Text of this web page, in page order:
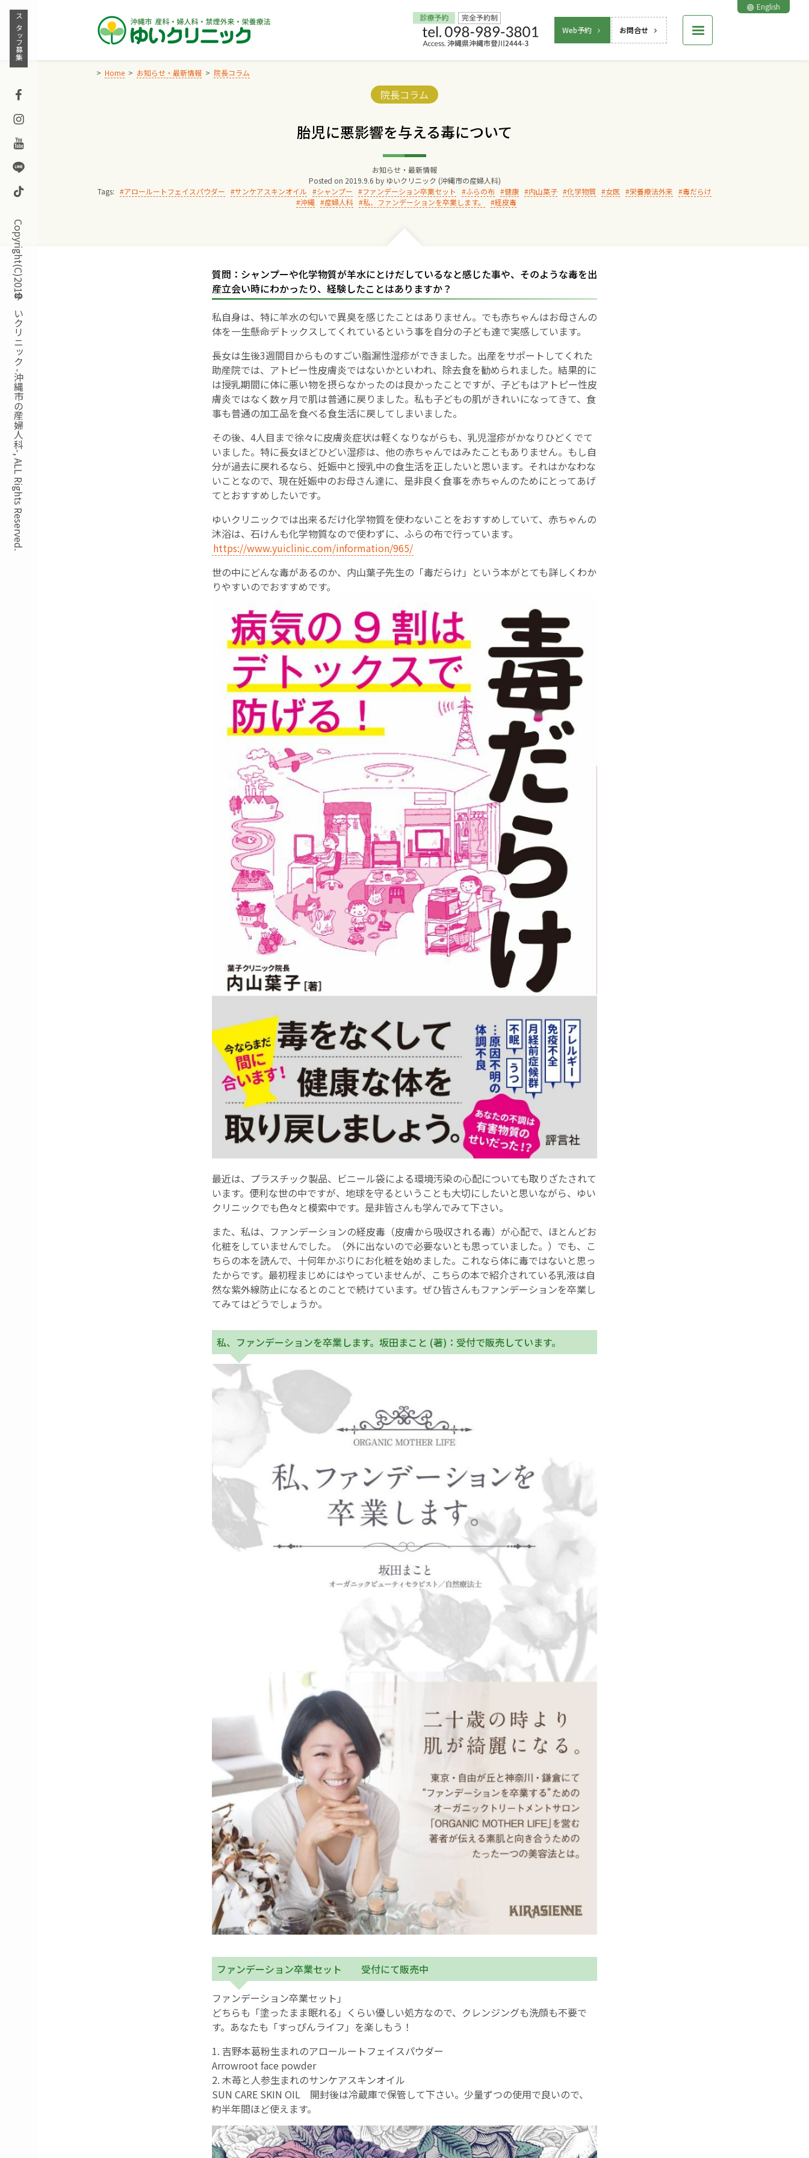
Skip
content
Web予約 お問合せ
English
スタッフ募集
Facebook
Instagram
Youtube
Line
TikTok
Copyright(C)2018ゆいクリニック -沖縄市の産婦人科-, ALL Rights Reserved.
Home お知らせ・最新情報 院長コラム
Categories:
院長コラム
胎児に悪影響を与える毒について
お知らせ・最新情報
Posted on 2019.9.6 by ゆいクリニック (沖縄市の産婦人科)
Tags:
アロールートフェイスパウダー サンケアスキンオイル シャンプー ファンデーション卒業セット ふらの布 健康 内山葉子 化学物質 女医 栄養療法外来
毒だらけ
沖縄
産婦人科 私、ファンデーションを卒業します。 経皮毒
質問：シャンプーや化学物質が羊水にとけだしているなと感じた事や、そのような毒を出
産立会い時にわかったり、経験したことはありますか？
私自身は、特に羊水の匂いで異臭を感じたことはありません。でも赤ちゃんはお母さんの
体を一生懸命デトックスしてくれているという事を自分の子ども達で実感しています。
長女は生後3週間目からものすごい脂漏性湿疹ができました。出産をサポートしてくれた
助産院では、アトピー性皮膚炎ではないかといわれ、除去食を勧められました。結果的に
は授乳期間に体に悪い物を摂らなかったのは良かったことですが、子どもはアトピー性皮
膚炎ではなく数ヶ月で肌は普通に戻りました。私も子どもの肌がきれいになってきて、食
事も普通の加工品を食べる食生活に戻してしまいました。
その後、4人目まで徐々に皮膚炎症状は軽くなりながらも、乳児湿疹がかなりひどくでて
いました。特に長女ほどひどい湿疹は、他の赤ちゃんではみたこともありません。もし自
分が過去に戻れるなら、妊娠中と授乳中の食生活を正したいと思います。それはかなわな
いことなので、現在妊娠中のお母さん達に、是非良く食事を赤ちゃんのためにとってあげ
てとおすすめしたいです。
ゆいクリニックでは出来るだけ化学物質を使わないことをおすすめしていて、赤ちゃんの
沐浴は、石けんも化学物質なので使わずに、ふらの布で行っています。
https://www.yuiclinic.com/information/965/
世の中にどんな毒があるのか、内山葉子先生の「毒だらけ」という本がとても詳しくわか
りやすいのでおすすめです。
最近は、プラスチック製品、ビニール袋による環境汚染の心配についても取りざたされて
います。便利な世の中ですが、地球を守るということも大切にしたいと思いながら、ゆい
クリニックでも色々と模索中です。是非皆さんも学んでみて下さい。
また、私は、ファンデーションの経皮毒（皮膚から吸収される毒）が心配で、ほとんどお
化粧をしていませんでした。（外に出ないので必要ないとも思っていました。）でも、こ
ちらの本を読んで、十何年かぶりにお化粧を始めました。これなら体に毒ではないと思っ
たからです。最初程まじめにはやっていませんが、こちらの本で紹介されている乳液は自
然な紫外線防止になるとのことで続けています。ぜひ皆さんもファンデーションを卒業し
てみてはどうでしょうか。
私、ファンデーションを卒業します。坂田まこと (著)：受付で販売しています。
ファンデーション卒業セット 受付にて販売中
ファンデーション卒業セット」
どちらも「塗ったまま眠れる」くらい優しい処方なので、クレンジングも洗顔も不要で
す。あなたも「すっぴんライフ」を楽しもう！
1. 吉野本葛粉生まれのアロールートフェイスパウダー
Arrowroot face powder
2. 木苺と人参生まれのサンケアスキンオイル
SUN CARE SKIN OIL 開封後は冷蔵庫で保管して下さい。少量ずつの使用で良いので、
約半年間ほど使えます。
Home
交通アクセス
院長からのごあいさつ
ゆいクリニックの経営理念
お産について
親と子の結びつき支援
母乳育児
予防接種
その他の診療内容
‘さんルーム’ でさまざまな講座・クラス
遠方にお住まいで当院での出産を希望される方へ
医師プロフィール
English Page